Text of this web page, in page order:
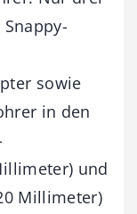
sowie
in den
und
Millimeter)